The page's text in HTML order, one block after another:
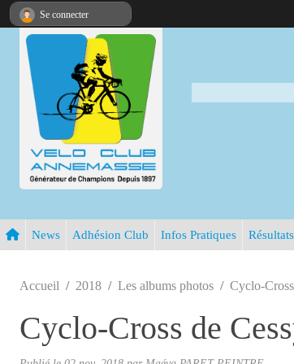
News Adhésion Club Infos Pratiques Résultats
Accueil 2018 Les albums photos Cyclo-
Cyclo-Cross de
Se connecter
Panneau de gestion des cookies